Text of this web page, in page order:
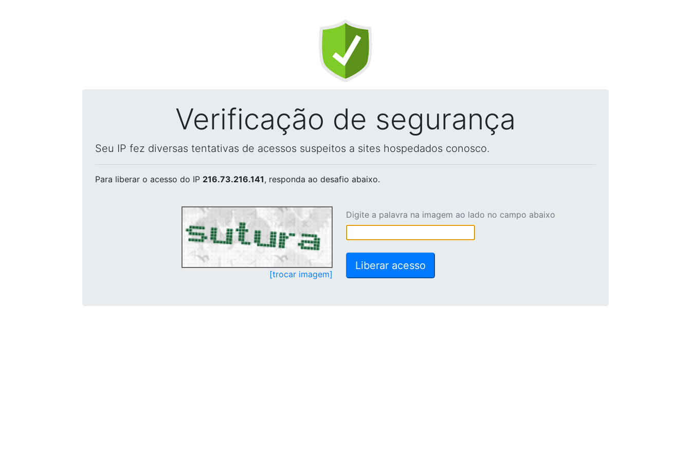
Verificação de segurança
Seu IP fez diversas tentativas de acessos suspeitos a sites hospedados conosco.
Para liberar o acesso do IP 216.73.216.141, responda ao desafio abaixo.
[trocar imagem]
Digite a palavra na imagem ao lado no campo abaixo